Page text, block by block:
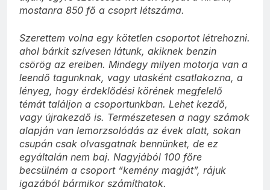
mostanra 850 fő a csoprt létszáma.
Szerettem volna egy kötetlen csoportot létrehozni.
ahol bárkit szívesen látunk, akiknek benzin
csörög az ereiben. Mindegy milyen motorja van a
leendő tagunknak, vagy utasként csatlakozna, a
lényeg, hogy érdeklődési körének megfelelő
témát találjon a csoportunkban. Lehet kezdő,
vagy újrakezdő is. Természetesen a nagy számok
alapján van lemorzsolódás az évek alatt, sokan
csupán csak olvasgatnak bennünket, de ez
egyáltalán nem baj. Nagyjából 100 főre
becsülném a csoport “kemény magját”, rájuk
igazából bármikor számíthatok.